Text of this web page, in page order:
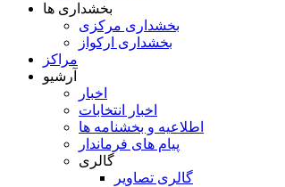
بخشداری ها
بخشداری مرکزی
بخشداری ارکواز
مراکز
آرشیو
اخبار
اخبار انتخابات
اطلاعیه و بخشنامه ها
پیام های فرماندار
گالری
گالری تصاویر